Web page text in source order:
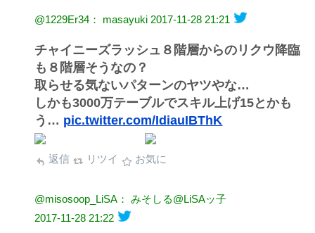
@1229Er34： masayuki 2017-11-28 21:21
チャイニーズラッシュ８階層からのリクウ降臨
も８階層そうなの？
取らせる気ないパターンのヤツやな…
しかも3000万テーブルでスキル上げ15とかも
う… pic.twitter.com/IdiauIBThK
返信 リツイ お気に
@misosoop_LiSA： みそしる@LiSAッ子
2017-11-28 21:22